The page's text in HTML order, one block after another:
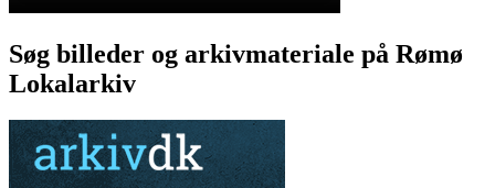
Søg billeder og arkivmateriale på Rømø
Lokalarkiv